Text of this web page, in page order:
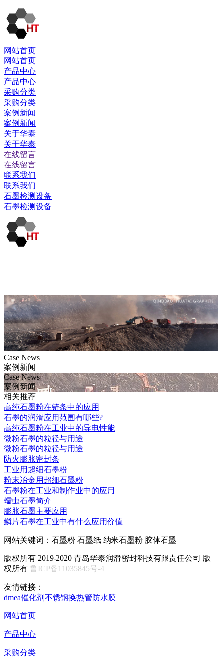
网站首页
网站首页
产品中心
产品中心
采购分类
采购分类
案例新闻
案例新闻
关于华泰
关于华泰
在线留言
在线留言
联系我们
联系我们
石墨检测设备
石墨检测设备
Case News
案例新闻
Case News
案例新闻
相关推荐
高纯石墨粉在链条中的应用
石墨的润滑应用范围有哪些?
高纯石墨粉在工业中的导电性能
微粉石墨的粒径与用途
微粉石墨的粒径与用途
防火膨胀密封条
工业用超细石墨粉
粉末冶金用超细石墨粉
石墨粉在工业和制作业中的应用
蠕虫石墨简介
膨胀石墨主要应用
鳞片石墨在工业中有什么应用价值
网站关键词：石墨粉 石墨纸 纳米石墨粉 胶体石墨
版权所有 2019-2020 青岛华泰润滑密封科技有限责任公司 版
权所有 鲁ICP备11035845号-4
友情链接：
dmea催化剂 不锈钢换热管防水膜
网站首页
产品中心
采购分类